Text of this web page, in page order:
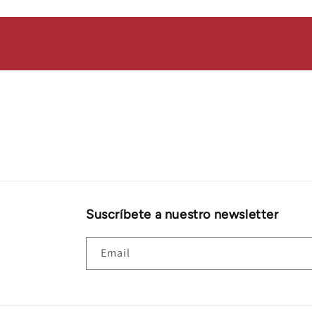
Suscríbete a nuestro newsletter
Email